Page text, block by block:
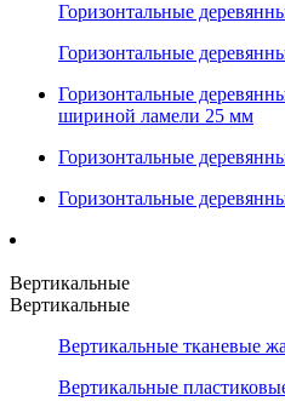
Горизонтальные
Горизонтальные
Горизонтальные
шириной ламели 25 мм
Горизонтальные
Горизонтальные
Вертикальные
Вертикальные
Вертикальные тканевые
Вертикальные